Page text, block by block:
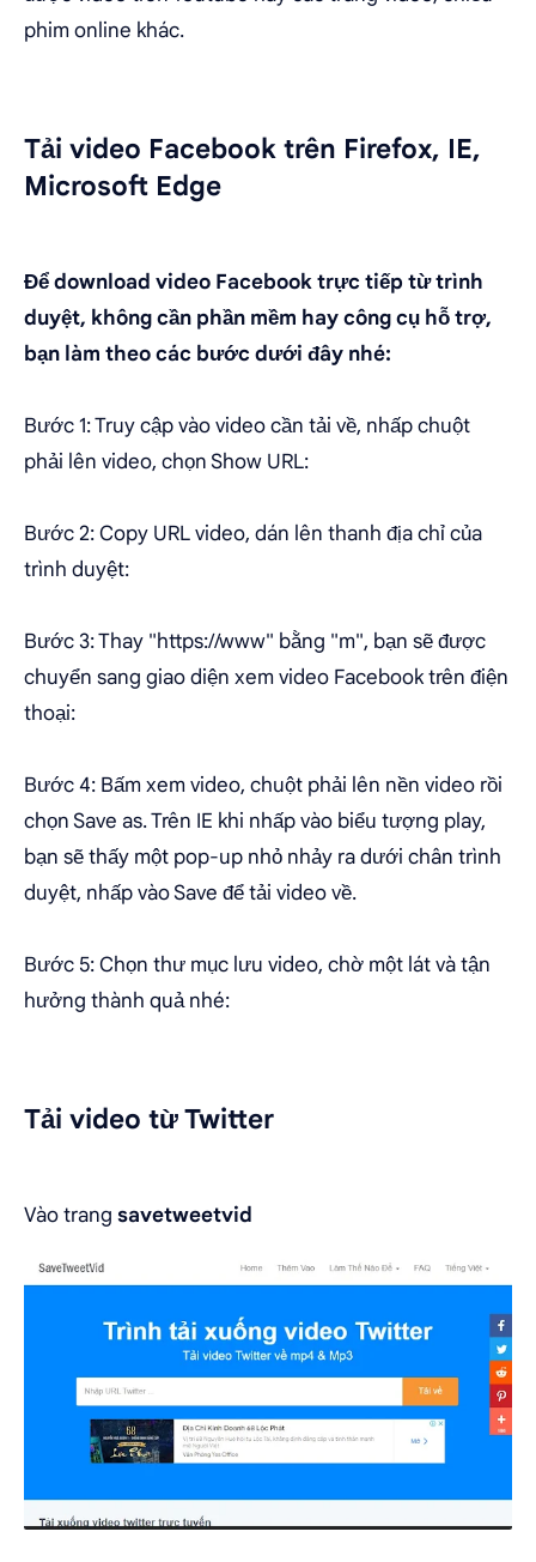
phim online khác.
Tải video Facebook trên Firefox, IE,
Microsoft Edge
Để download video Facebook trực tiếp từ trình
duyệt, không cần phần mềm hay công cụ hỗ trợ,
bạn làm theo các bước dưới đây nhé:
Bước 1: Truy cập vào video cần tải về, nhấp chuột
phải lên video, chọn Show URL:
Bước 2: Copy URL video, dán lên thanh địa chỉ của
trình duyệt:
Bước 3: Thay "https://www" bằng "m", bạn sẽ được
chuyển sang giao diện xem video Facebook trên điện
thoại:
Bước 4: Bấm xem video, chuột phải lên nền video rồi
chọn Save as. Trên IE khi nhấp vào biểu tượng play,
bạn sẽ thấy một pop-up nhỏ nhảy ra dưới chân trình
duyệt, nhấp vào Save để tải video về.
Bước 5: Chọn thư mục lưu video, chờ một lát và tận
hưởng thành quả nhé:
Tải video từ Twitter
Vào trang savetweetvid